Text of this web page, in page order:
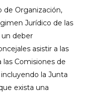
Organización,
Jurídico de las
un deber
asistir a las
las Comisiones de
la Junta
exista una